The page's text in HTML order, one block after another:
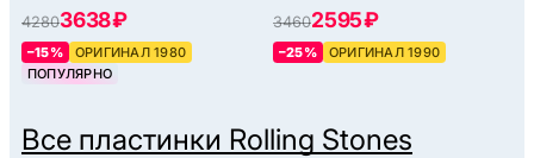
42803638 ₽
–15%
ОРИГИНАЛ 1980
ПОПУЛЯРНО
34602595 ₽
–25% ОРИГИНАЛ 1990
Все пластинки Rolling Stones